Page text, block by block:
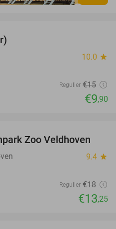
10.0 star
Regulier €15
€9,90
26%
Zoo Veldhoven
9.4 star
Regulier €18
€13,25